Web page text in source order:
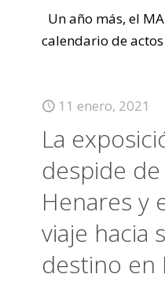
Un año más, el
calendario de
11 enero, 2021
La
despide
Henares y
viaje hacia
destino en